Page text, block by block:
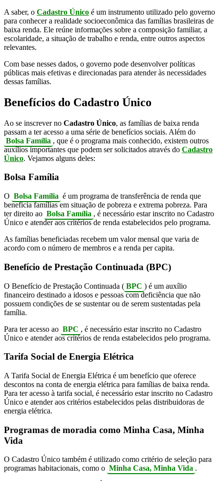
A saber, o Cadastro Único é um instrumento utilizado pelo governo
para conhecer a realidade socioeconômica das famílias brasileiras de
baixa renda. Ele reúne informações sobre a composição familiar, a
escolaridade, a situação de trabalho e renda, entre outros aspectos
relevantes.
Com base nesses dados, o governo pode desenvolver políticas
públicas mais efetivas e direcionadas para atender às necessidades
dessas famílias.
Benefícios do Cadastro Único
Ao se inscrever no Cadastro Único, as famílias de baixa renda
passam a ter acesso a uma série de benefícios sociais. Além do
Bolsa Família , que é o programa mais conhecido, existem outros
auxílios importantes que podem ser solicitados através do Cadastro
Único. Vejamos alguns deles:
Bolsa Família
O Bolsa Família é um programa de transferência de renda que
beneficia famílias em situação de pobreza e extrema pobreza. Para
ter direito ao Bolsa Família , é necessário estar inscrito no Cadastro
Único e atender aos critérios de renda estabelecidos pelo programa.
As famílias beneficiadas recebem um valor mensal que varia de
acordo com o número de membros e a renda per capita.
Benefício de Prestação Continuada (BPC)
O Benefício de Prestação Continuada ( BPC ) é um auxílio
financeiro destinado a idosos e pessoas com deficiência que não
possuem condições de se sustentar ou de serem sustentadas pela
família.
Para ter acesso ao BPC , é necessário estar inscrito no Cadastro
Único e atender aos critérios de renda estabelecidos pelo programa.
Tarifa Social de Energia Elétrica
A Tarifa Social de Energia Elétrica é um benefício que oferece
descontos na conta de energia elétrica para famílias de baixa renda.
Para ter acesso à tarifa social, é necessário estar inscrito no Cadastro
Único e atender aos critérios estabelecidos pelas distribuidoras de
energia elétrica.
Programas de moradia como Minha Casa, Minha
Vida
O Cadastro Único também é utilizado como critério de seleção para
programas habitacionais, como o Minha Casa, Minha Vida .